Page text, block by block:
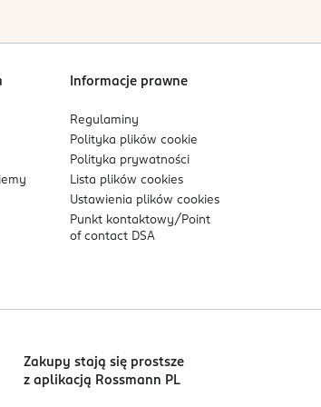
Informacje prawne
Regulaminy
Polityka plikówcookie
Polityka prywatności
Lista plikówcookies
Ustawienia plikówcookies
Punkt kontaktowy/ Point
of contact DSA
Zakupy stają się prostsze
z aplikacją Rossmann PL